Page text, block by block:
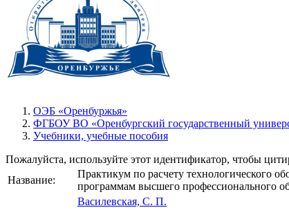
ОЭБ «Оренбуржья»
ФГБОУ ВО «Оренбургский государственный
Учебники, учебные пособия
Пожалуйста, используйте этот идентификатор, чтобы
Название:
Практикум по расчету технологического
программам высшего профессионального
Василевская, С. П.